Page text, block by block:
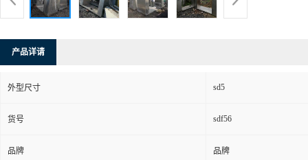
产品详请
外型尺寸 sd5
货号 sdf56
品牌 品牌